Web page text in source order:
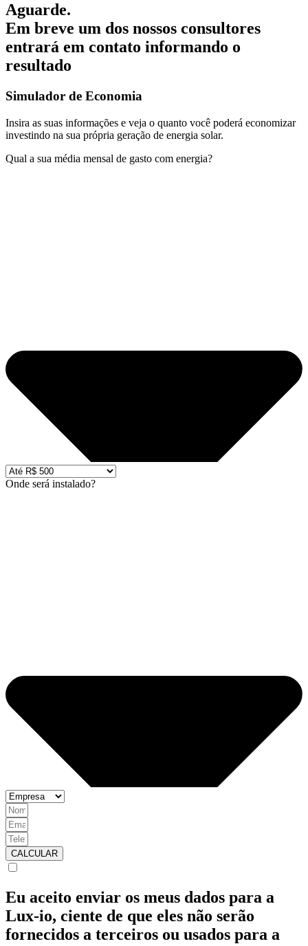
Aguarde.
Em breve um dos nossos consultores
entrará em contato informando o
resultado
Simulador de Economia
Insira as suas informações e veja o quanto você poderá economizar
investindo na sua própria geração de energia solar.
Qual a sua média mensal de gasto com energia?
Onde será instalado?
CALCULAR
Eu aceito enviar os meus dados para a
Lux-io, ciente de que eles não serão
fornecidos a terceiros ou usados para a